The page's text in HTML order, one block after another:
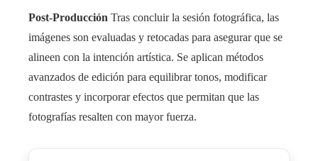
Post-Producción Tras concluir la sesión fotográfica, las
imágenes son evaluadas y retocadas para asegurar que se
alineen con la intención artística. Se aplican métodos
avanzados de edición para equilibrar tonos, modificar
contrastes y incorporar efectos que permitan que las
fotografías resalten con mayor fuerza.